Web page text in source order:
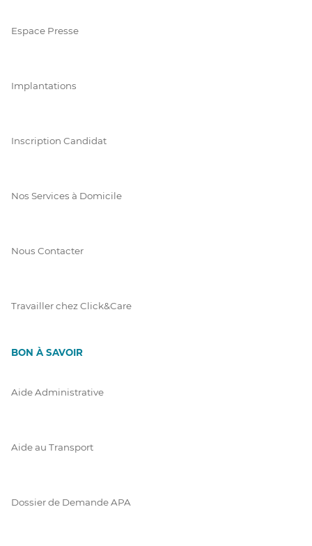
Espace Presse
Implantations
Inscription Candidat
Nos Services à Domicile
Nous Contacter
Travailler chez Click&Care
BON À SAVOIR
Aide Administrative
Aide au Transport
Dossier de Demande APA